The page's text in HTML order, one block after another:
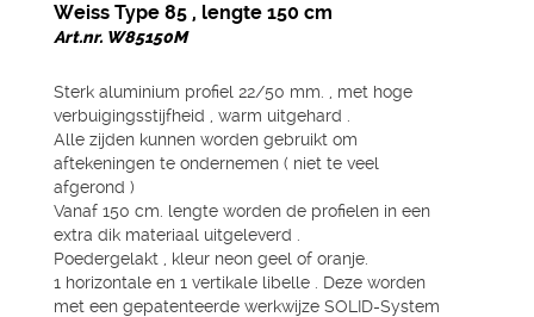
Weiss Type 85 , lengte 150 cm
Art.nr. W85150M
Sterk aluminium profiel 22/50 mm. , met hoge
verbuigingsstijfheid , warm uitgehard .
Alle zijden kunnen worden gebruikt om
aftekeningen te ondernemen ( niet te veel
afgerond )
Vanaf 150 cm. lengte worden de profielen in een
extra dik materiaal uitgeleverd .
Poedergelakt , kleur neon geel of oranje.
1 horizontale en 1 vertikale libelle . Deze worden
met een gepatenteerde werkwijze SOLID-System